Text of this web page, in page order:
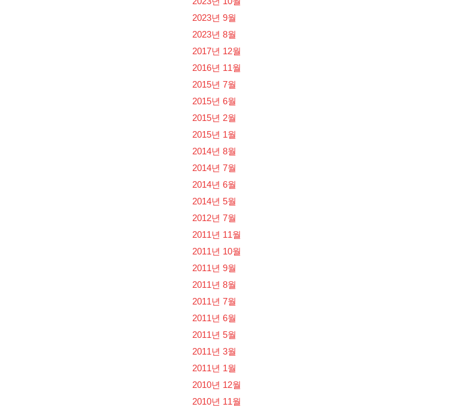
2023년 9월
2023년 8월
2017년 12월
2016년 11월
2015년 7월
2015년 6월
2015년 2월
2015년 1월
2014년 8월
2014년 7월
2014년 6월
2014년 5월
2012년 7월
2011년 11월
2011년 10월
2011년 9월
2011년 8월
2011년 7월
2011년 6월
2011년 5월
2011년 3월
2011년 1월
2010년 12월
2010년 11월